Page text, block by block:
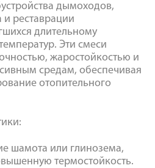
дымоходов,
и реставрации
длительному
Эти смеси
жаростойкостью и
средам, обеспечивая
отопительного
шамота или глинозема,
термостойкость.